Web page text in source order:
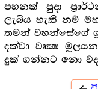
පහනක් පුදා
ලැබිය හැකි නම්
තමන් වහන්සේගේ
දක්වා වෘක්‍ෂ
දුක් ගන්නට නො